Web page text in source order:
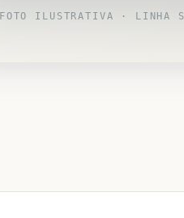
FOTO ILUSTRATIVA · LINHA